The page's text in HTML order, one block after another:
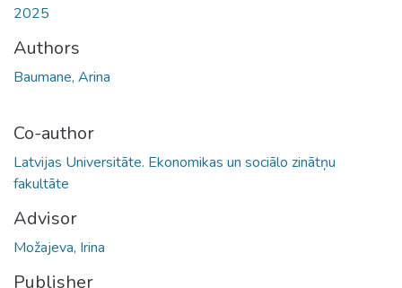
2025
Authors
Baumane, Arina
Co-author
Latvijas Universitāte. Ekonomikas un sociālo zinātņu
fakultāte
Advisor
Možajeva, Irina
Publisher